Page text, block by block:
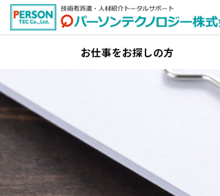
お仕事をお探しの方